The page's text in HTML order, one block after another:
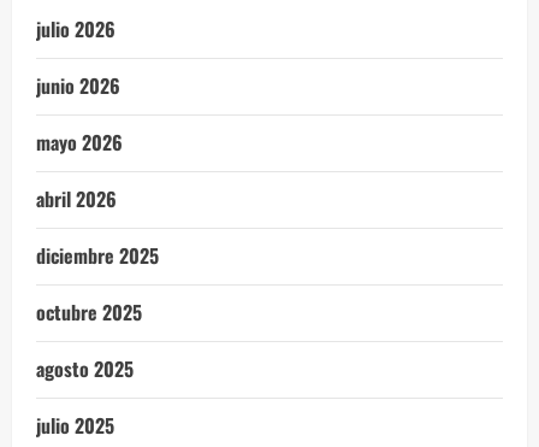
julio 2026
junio 2026
mayo 2026
abril 2026
diciembre 2025
octubre 2025
agosto 2025
julio 2025